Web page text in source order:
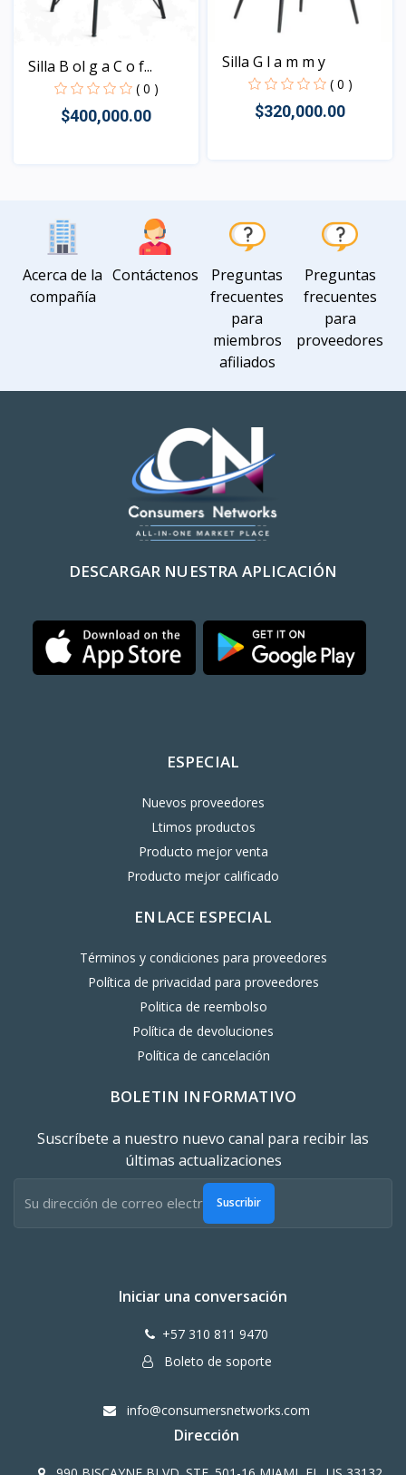
Silla B ol g a C o f...
( 0 )
$400,000.00
Silla G l a m m y
( 0 )
$320,000.00
Acerca de la
compañía
Contáctenos
Preguntas
frecuentes
para
miembros
afiliados
Preguntas
frecuentes
para
proveedores
DESCARGAR NUESTRA APLICACIÓN
ESPECIAL
Nuevos proveedores
Ltimos productos
Producto mejor venta
Producto mejor calificado
ENLACE ESPECIAL
Términos y condiciones para proveedores
Política de privacidad para proveedores
Politica de reembolso
Política de devoluciones
Política de cancelación
BOLETIN INFORMATIVO
Suscríbete a nuestro nuevo canal para recibir las
últimas actualizaciones
Suscribir
Iniciar una conversación
+57 310 811 9470
Boleto de soporte
info@consumersnetworks.com
Dirección